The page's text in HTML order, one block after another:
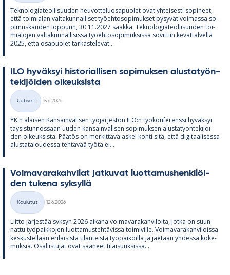
Tek­no­lo­gia­teol­li­suu­den neu­vot­te­luos­a­puo­let ovat yh­tei­sesti so­pi­neet,
että toi­mia­lan val­ta­kun­nal­li­set työ­eh­to­so­pi­muk­set py­sy­vät voi­massa so­
pi­mus­kau­den lop­puun, 30.11.2027 saakka. Tek­no­lo­gia­teol­li­suu­den toi­
mia­lo­jen val­ta­kun­nal­li­sissa työ­eh­to­so­pi­muk­sissa so­vit­tiin ke­vät­tal­vella
2025, että os­a­puo­let tar­kas­te­le­vat...
ILO hy­väk­syi his­to­rial­li­sen so­pi­muk­sen alus­ta­työn­
te­ki­jöi­den oi­keuk­sista
Kategoriat
Uutiset
15.6.2026
YK:n alai­sen Kan­sain­vä­li­sen työ­jär­jes­tön ILO:n työ­kon­fe­renssi hy­väk­syi
täy­sis­tun­nos­saan uu­den kan­sain­vä­li­sen so­pi­muk­sen alus­ta­työn­te­ki­jöi­
den oi­keuk­sista. Pää­tös on mer­kit­tävä as­kel kohti sitä, että di­gi­taa­li­sessa
alus­ta­ta­lou­dessa teh­tä­vää työtä ei...
Voi­ma­va­ra­kah­vi­lat jat­ku­vat luot­ta­mus­hen­ki­löi­
den tu­kena syk­syllä
Kategoriat
Koulutus
12.6.2026
Liitto jär­jes­tää syk­syn 2026 ai­kana voi­ma­va­ra­kah­vi­loita, jotka on suun­
nattu työ­paik­ko­jen luot­ta­mus­teh­tä­vissä toi­mi­ville. Voi­ma­va­ra­kah­vi­loissa
kes­kus­tel­laan eri­lai­sista ti­lan­teista työ­pai­koilla ja jae­taan yh­dessä ko­ke­
muk­sia. Osal­lis­tu­jat ovat saa­neet ti­lai­suuk­sissa...